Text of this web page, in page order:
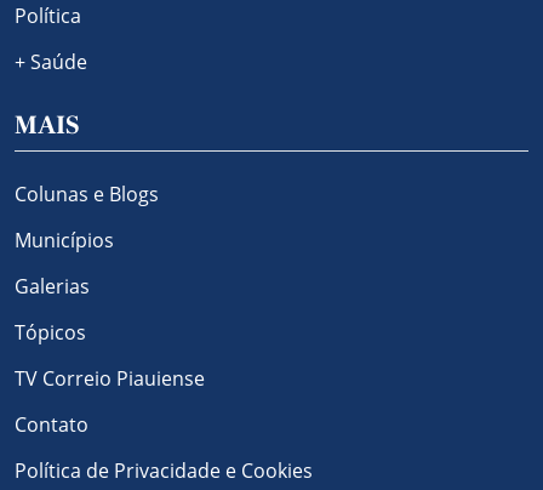
Política
+ Saúde
MAIS
Colunas e Blogs
Municípios
Galerias
Tópicos
TV Correio Piauiense
Contato
Política de Privacidade e Cookies